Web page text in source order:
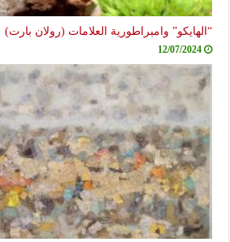
وامبراطورية العلامات (رولان بارت)
12/07/